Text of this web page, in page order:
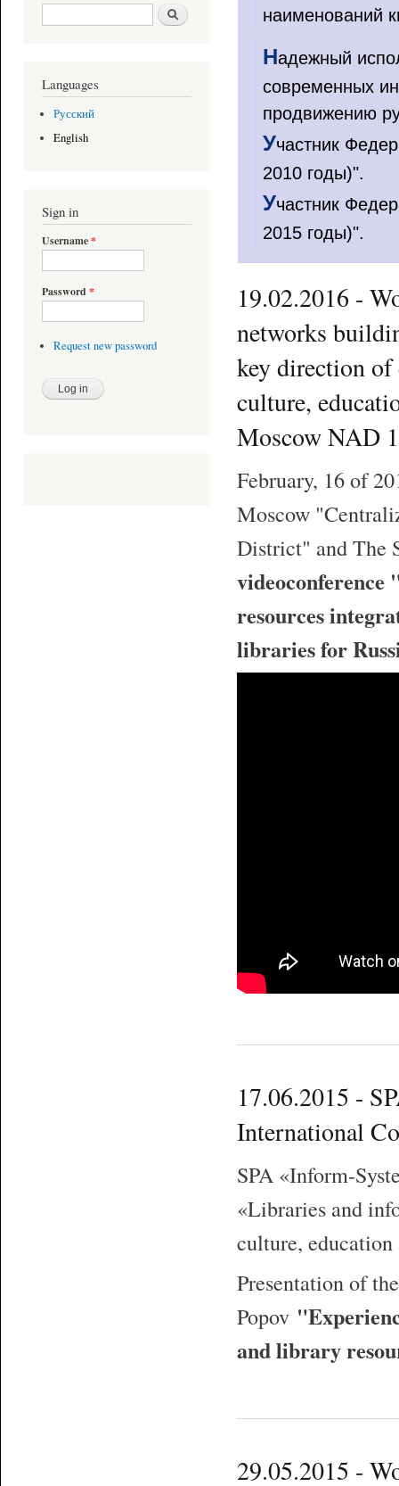
Search form Search
Languages
Русский
English
Sign in
Username*
Password *
Request new password
наименований
Надежный
современных
продвижению
Участник
2010 годы)".
Участник
2015 годы)".
19.02.2016 -
networks
key direction of
culture,
Moscow NAD
February, 16 of
Moscow
District" and The
resources
libraries for
17.06.2015 -
International
SPA «Inform-
«Libraries and
culture, education
Presentation of
Popov
and library
29.05.2015 -